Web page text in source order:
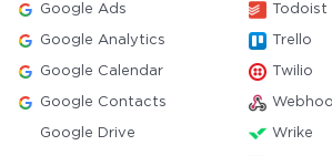
Google Ads Todoist
Google Analytics Trello
Google Calendar Twilio
Google Contacts
Google Drive Wrike